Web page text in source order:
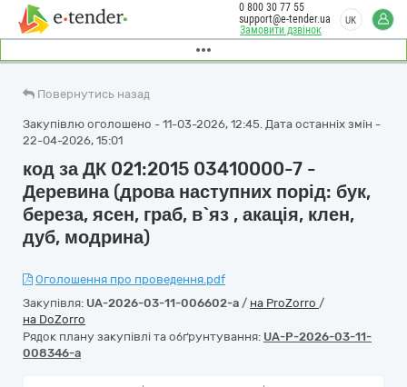
Замовити дзвінок
0 800 30 77 55
support@e-tender.ua
UK
Повернутись назад
Закупівлю оголошено - 11-03-2026, 12:45. Дата останніх змін -
22-04-2026, 15:01
код за ДК 021:2015 03410000-7 -
Деревина (дрова наступних порід: бук,
береза, ясен, граб, в`яз , акація, клен,
дуб, модрина)
Оголошення про проведення.pdf
Закупівля: UA-2026-03-11-006602-a / на ProZorro /
на DoZorro
Рядок плану закупівлі та обґрунтування: UA-P-2026-03-11-
008346-a